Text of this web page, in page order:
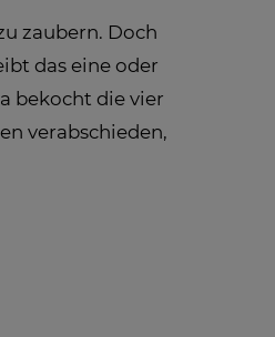
zaubern. Doch
das eine oder
bekocht die vier
verabschieden,